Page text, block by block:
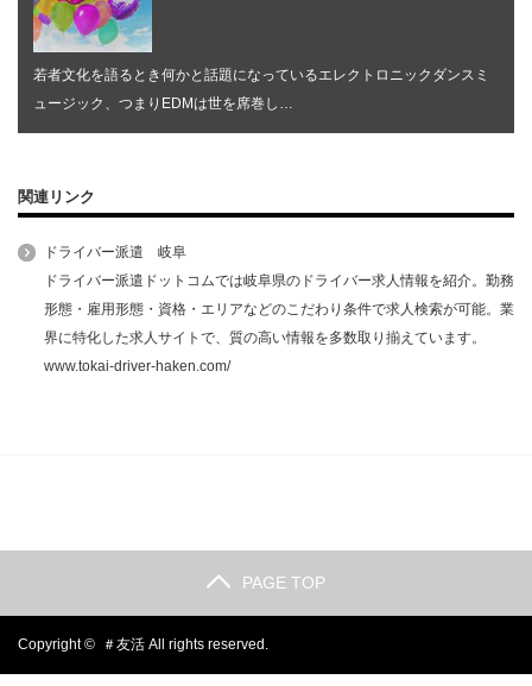
若者文化を語るとき何かと話題になっているエレクトロニックダンスミ
ュージック、つまりEDMは世を席巻し…
関連リンク
ドライバー派遣 岐阜
ドライバー派遣ドットコムでは岐阜県のドライバー求人情報を紹介。勤務
形態・雇用形態・資格・エリアなどのこだわり条件で求人検索が可能。業
界に特化した求人サイトで、質の高い情報を多数取り揃えています。
www.tokai-driver-haken.com/
PAGE TOP
Copyright © ＃友活 All rights reserved.